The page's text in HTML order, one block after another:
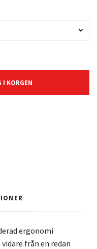
I KORGEN
ergonomi
från en redan